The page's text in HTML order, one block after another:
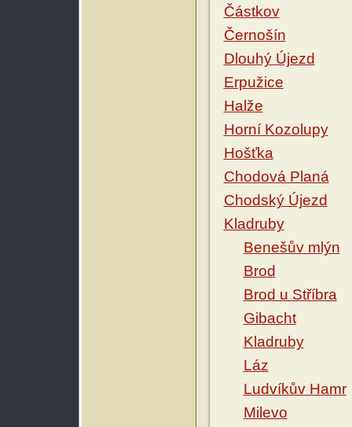
Částkov
Černošín
Dlouhý Újezd
Erpužice
Halže
Horní Kozolupy
Hošťka
Chodová Planá
Chodský Újezd
Kladruby
Benešův mlýn
Brod
Brod u Stříbra
Gibacht
Kladruby
Láz
Ludvíkův Hamr
Milevo